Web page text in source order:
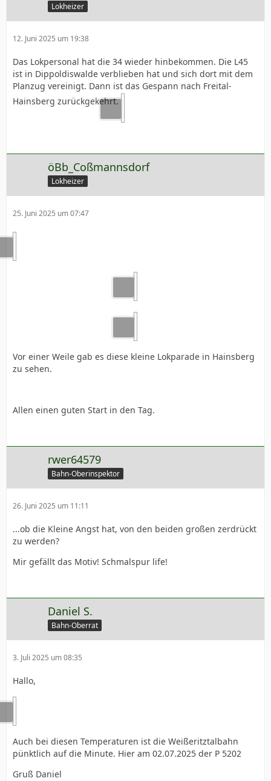
Lokheizer
12. Juni 2025 um 19:38
Das Lokpersonal hat die 34 wieder hinbekommen. Die L45
ist in Dippoldiswalde verblieben hat und sich dort mit dem
Planzug vereinigt. Dann ist das Gespann nach Freital-
Hainsberg zurückgekehrt.
öBb_Coßmannsdorf
Lokheizer
25. Juni 2025 um 07:47
Vor einer Weile gab es diese kleine Lokparade in Hainsberg
zu sehen.
Allen einen guten Start in den Tag.
rwer64579
Bahn-Oberinspektor
26. Juni 2025 um 11:11
...ob die Kleine Angst hat, von den beiden großen zerdrückt
zu werden?
Mir gefällt das Motiv! Schmalspur life!
Daniel S.
Bahn-Oberrat
3. Juli 2025 um 08:35
Hallo,
Auch bei diesen Temperaturen ist die Weißeritztalbahn
pünktlich auf die Minute. Hier am 02.07.2025 der P 5202
Gruß Daniel